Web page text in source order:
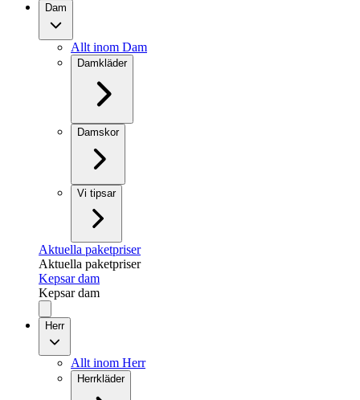
Dam
Allt inom Dam
Damkläder
Damskor
Vi tipsar
Aktuella paketpriser
Aktuella paketpriser
Kepsar dam
Kepsar dam
Herr
Allt inom Herr
Herrkläder